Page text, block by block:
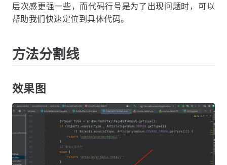
层次感更强一些，而代码行号是为了出现问题时，可以
帮助我们快速定位到具体代码。
方法分割线
效果图